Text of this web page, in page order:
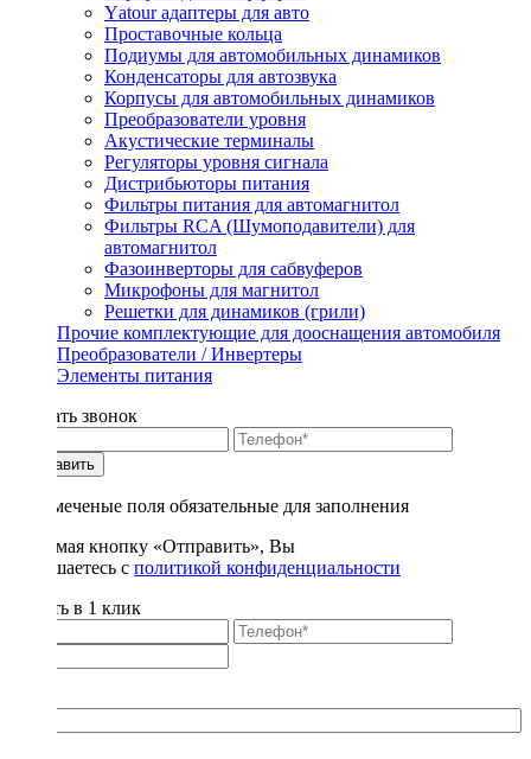
Yаtour адаптеры для авто
Проставочные кольца
Подиумы для автомобильных динамиков
Конденсаторы для автозвука
Корпусы для автомобильных динамиков
Преобразователи уровня
Акустические терминалы
Регуляторы уровня сигнала
Дистрибьюторы питания
Фильтры питания для автомагнитол
Фильтры RCA (Шумоподавители) для
автомагнитол
Фазоинверторы для сабвуферов
Микрофоны для магнитол
Решетки для динамиков (грили)
Прочие комплектующие для дооснащения автомобиля
Преобразователи / Инвертеры
Элементы питания
Заказать звонок
Отправить
* - отмеченые поля обязательные для заполнения
Нажимая кнопку «Отправить», Вы
соглашаетесь с политикой конфиденциальности
Купить в 1 клик